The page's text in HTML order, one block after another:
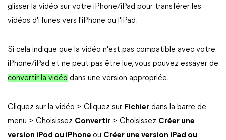
glisser la vidéo sur votre iPhone/iPad pour transférer les
vidéos d'iTunes vers l'iPhone ou l'iPad.
Si cela indique que la vidéo n'est pas compatible avec votre
iPhone/iPad et ne peut pas être lue, vous pouvez essayer de
convertir la vidéo dans une version appropriée.
Cliquez sur la vidéo > Cliquez sur Fichier dans la barre de
menu > Choisissez Convertir > Choisissez Créer une
version iPod ou iPhone ou Créer une version iPad ou